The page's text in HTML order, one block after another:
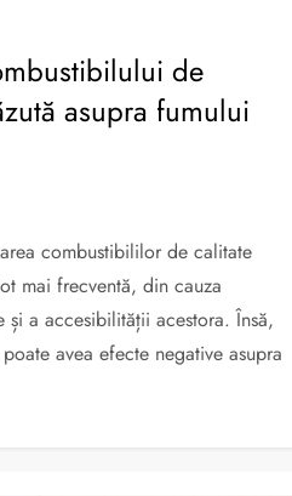
de
asupra fumului
combustibililor de calitate
mai frecventă, din cauza
și a accesibilității acestora. Însă,
avea efecte negative asupra